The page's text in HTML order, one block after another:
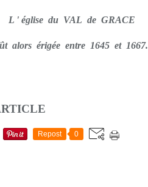
L ' église du VAL de GRACE
alors érigée entre 1645 et 1667.
Repost 0